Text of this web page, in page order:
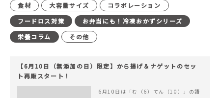
食材
大容量サイズ
コラボレーション
フードロス対策
お弁当にも！冷凍おかずシリーズ
栄養コラム
その他
【6月10日（無添加の日）限定】から揚げ＆ナゲットのセッ
ト再販スタート！
6月10日は「む（6）てん（10）」の語